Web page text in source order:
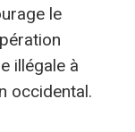
le
illégale à
occidental.